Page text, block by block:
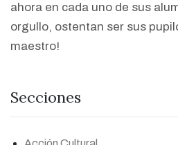
ahora en cada uno de sus
orgullo, ostentan ser sus
maestro!
Secciones